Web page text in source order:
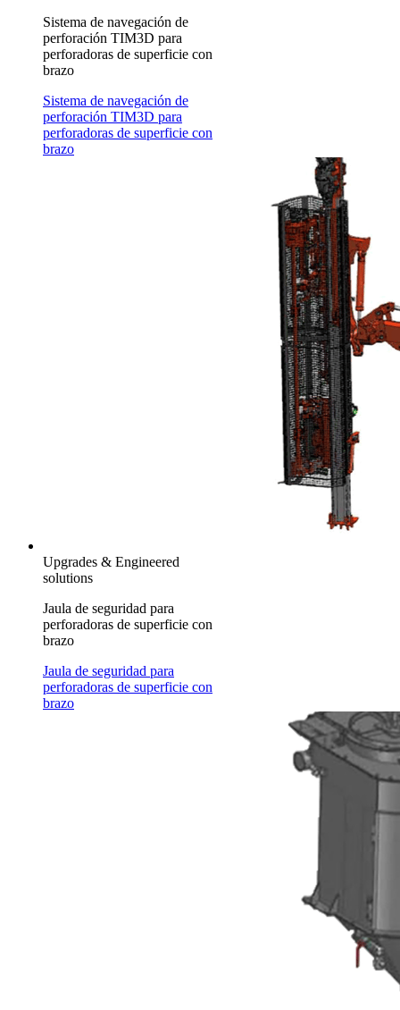
Sistema de navegación de
perforación TIM3D para
perforadoras de superficie con
brazo
Sistema de navegación de
perforación TIM3D para
perforadoras de superficie con
brazo
Upgrades & Engineered
solutions
Jaula de seguridad para
perforadoras de superficie con
brazo
Jaula de seguridad para
perforadoras de superficie con
brazo